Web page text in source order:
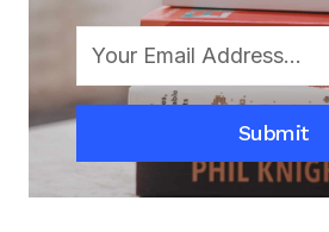
OUT
OF
COMFORT
Submit